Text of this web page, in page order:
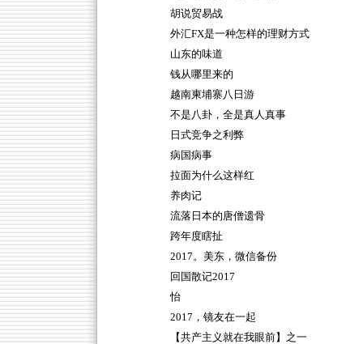
胡说贸易战
外汇FX是一种怎样的理财方式
山东的味道
钱从哪里来的
越南柬埔寨八日游
不是八卦，全是真人真事
日式竞争之利弊
病国病事
拉面为什么这样红
养肉记
流落日本的唐僧遗骨
跨年度瞎扯
2017。美东，微信备份
回国散记2017
怡
2017，镜友在一起
【共产主义就在我眼前】之一